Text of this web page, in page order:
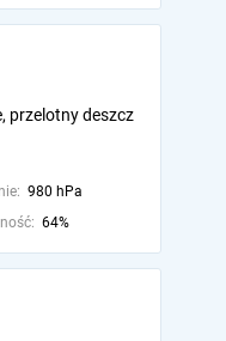
przelotny deszcz
980 hPa
64%